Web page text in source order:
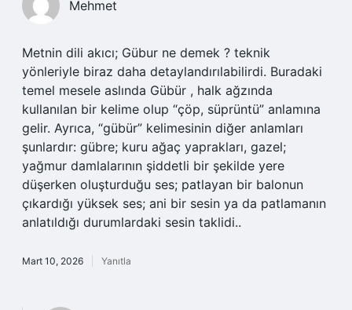
Mehmet
Metnin dili akıcı; Gübur ne demek ? teknik
yönleriyle biraz daha detaylandırılabilirdi. Buradaki
temel mesele aslında Gübür , halk ağzında
kullanılan bir kelime olup “çöp, süprüntü” anlamına
gelir. Ayrıca, “gübür” kelimesinin diğer anlamları
şunlardır: gübre; kuru ağaç yaprakları, gazel;
yağmur damlalarının şiddetli bir şekilde yere
düşerken oluşturduğu ses; patlayan bir balonun
çıkardığı yüksek ses; ani bir sesin ya da patlamanın
anlatıldığı durumlardaki sesin taklidi..
Mart 10, 2026 Yanıtla